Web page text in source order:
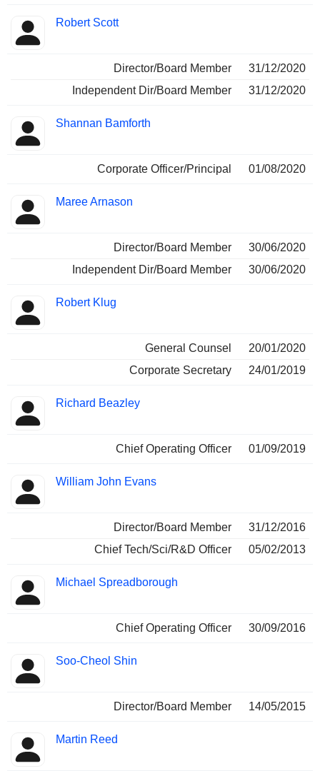
Robert Scott
Director/Board Member
31/12/2020
Independent Dir/Board Member
31/12/2020
Shannan Bamforth
Corporate Officer/Principal 01/08/2020
Maree Arnason
Director/Board Member
30/06/2020
Independent Dir/Board Member
30/06/2020
Robert Klug
General Counsel
20/01/2020
Corporate Secretary
24/01/2019
Richard Beazley
Chief Operating Officer 01/09/2019
William John Evans
Director/Board Member
31/12/2016
Chief Tech/Sci/R&D Officer
05/02/2013
Michael Spreadborough
Chief Operating Officer 30/09/2016
Soo-Cheol Shin
Director/Board Member 14/05/2015
Martin Reed